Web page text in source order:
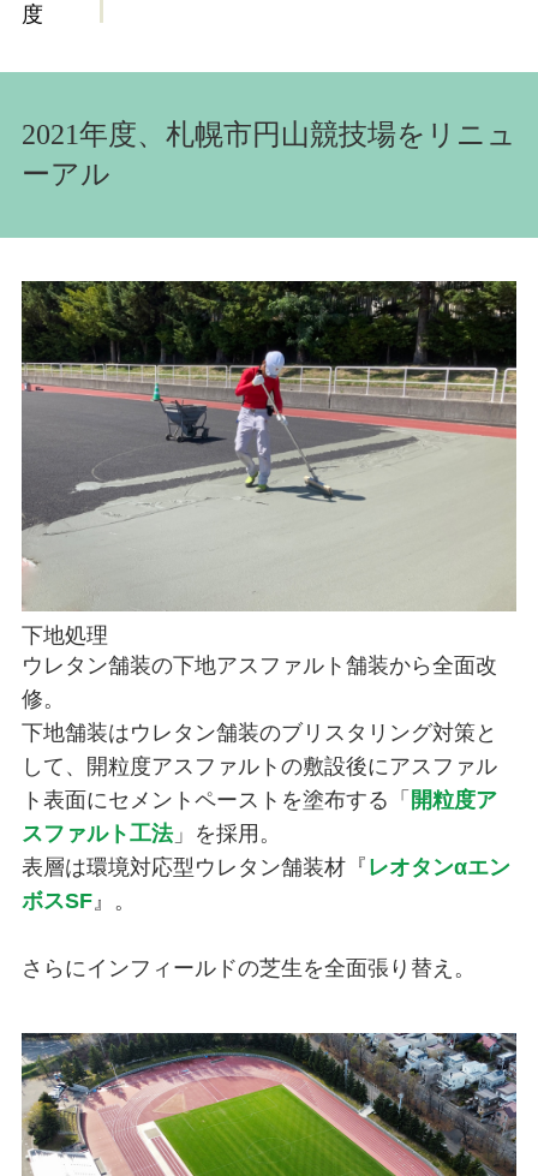
度
2021年度、札幌市円山競技場をリニュ
ーアル
下地処理
ウレタン舗装の下地アスファルト舗装から全面改
修。
下地舗装はウレタン舗装のブリスタリング対策と
して、開粒度アスファルトの敷設後にアスファル
ト表面にセメントペーストを塗布する「 開粒度ア
スファルト工法」を採用。
表層は環境対応型ウレタン舗装材『 レオタンαエン
ボスSF』。
さらにインフィールドの芝生を全面張り替え。